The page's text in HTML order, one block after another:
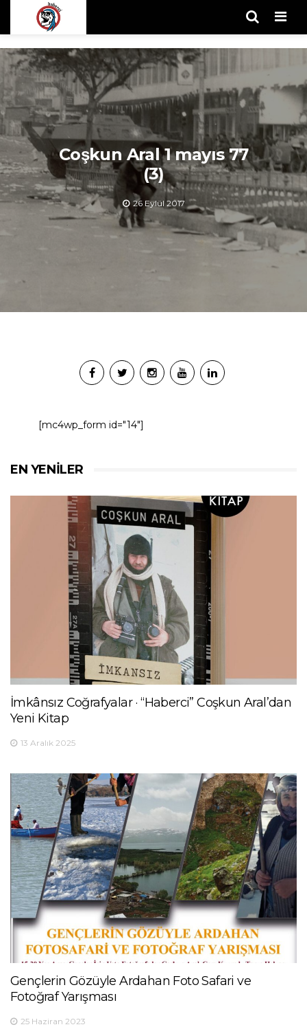
Coşkun Aral 1 mayıs 77
(3)
26 Eylül 2017
[mc4wp_form id="14"]
EN YENILER
İmkânsız Coğrafyalar · “Haberci” Coşkun Aral’dan
Yeni Kitap
13 Aralık 2025
Gençlerin Gözüyle Ardahan Foto Safari ve
Fotoğraf Yarışması
25 Haziran 2023